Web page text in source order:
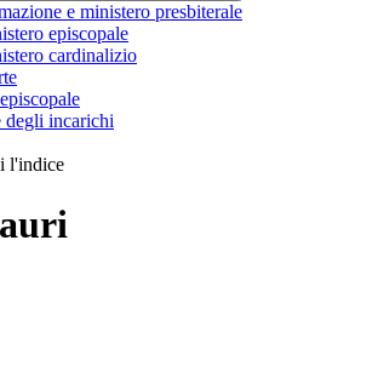
e ministero presbiterale
episcopale
cardinalizio
degli incarichi
l'indice